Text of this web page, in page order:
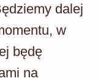
dalej
w
będę
na